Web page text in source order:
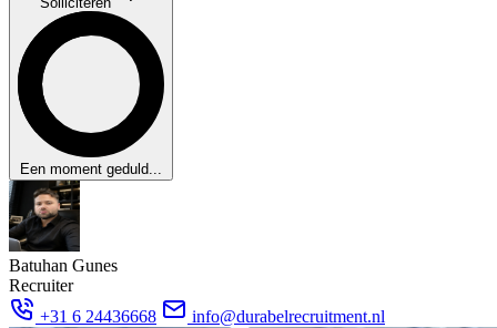
Een moment geduld...
Batuhan Gunes
Recruiter
+31 6 24436668
info@durabelrecruitment.nl